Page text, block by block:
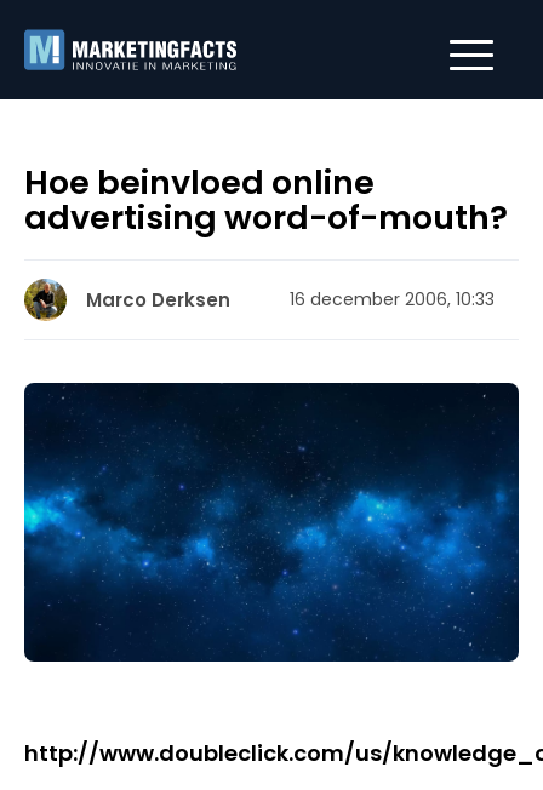
Hoe beinvloed online
advertising word-of-mouth?
Marco Derksen 16 december 2006, 10:33
http://www.doubleclick.com/us/